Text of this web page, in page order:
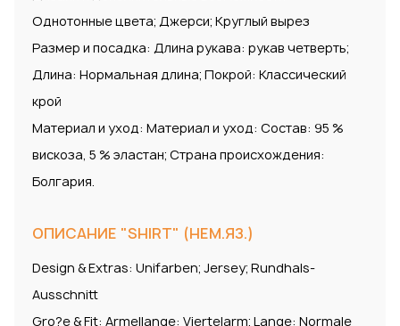
Однотонные цвета; Джерси; Круглый вырез
Размер и посадка: Длина рукава: рукав четверть;
Длина: Нормальная длина; Покрой: Классический
крой
Материал и уход: Материал и уход: Состав: 95 %
вискоза, 5 % эластан; Страна происхождения:
Болгария.
ОПИСАНИЕ "SHIRT" (НЕМ.ЯЗ.)
Design & Extras: Unifarben; Jersey; Rundhals-
Ausschnitt
Gro?e & Fit: Armellange: Viertelarm; Lange: Normale